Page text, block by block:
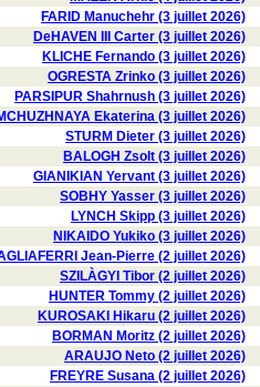
FARID Manuchehr (3 juillet 2026)
DeHAVEN III Carter (3 juillet 2026)
KLICHE Fernando (3 juillet 2026)
OGRESTA Zrinko (3 juillet 2026)
PARSIPUR Shahrnush (3 juillet 2026)
Ekaterina (3 juillet 2026)
STURM Dieter (3 juillet 2026)
BALOGH Zsolt (3 juillet 2026)
GIANIKIAN Yervant (3 juillet 2026)
SOBHY Yasser (3 juillet 2026)
LYNCH Skipp (3 juillet 2026)
NIKAIDO Yukiko (3 juillet 2026)
Jean-Pierre (2 juillet 2026)
SZILÀGYI Tibor (2 juillet 2026)
HUNTER Tommy (2 juillet 2026)
KUROSAKI Hikaru (2 juillet 2026)
BORMAN Moritz (2 juillet 2026)
ARAUJO Neto (2 juillet 2026)
FREYRE Susana (2 juillet 2026)